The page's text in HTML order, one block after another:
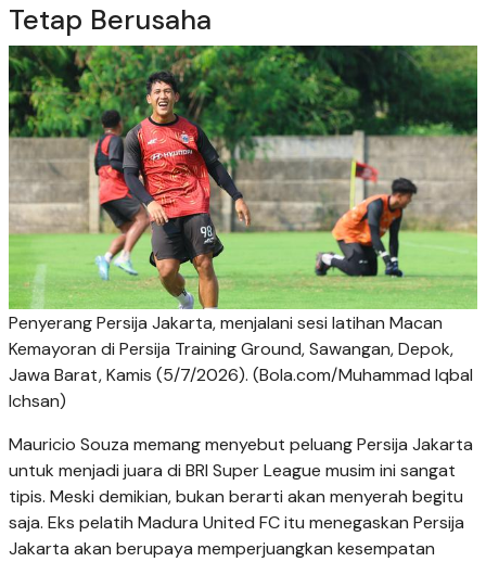
Tetap Berusaha
Penyerang Persija Jakarta, menjalani sesi latihan Macan
Kemayoran di Persija Training Ground, Sawangan, Depok,
Jawa Barat, Kamis (5/7/2026). (Bola.com/Muhammad Iqbal
Ichsan)
Mauricio Souza memang menyebut peluang Persija Jakarta
untuk menjadi juara di BRI Super League musim ini sangat
tipis. Meski demikian, bukan berarti akan menyerah begitu
saja. Eks pelatih Madura United FC itu menegaskan Persija
Jakarta akan berupaya memperjuangkan kesempatan